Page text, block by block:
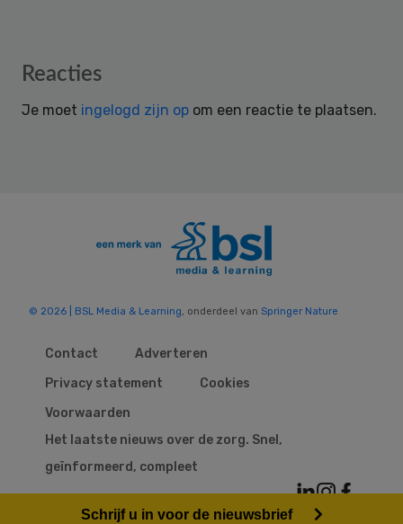
Reader
Reacties
Je moet ingelogd zijn op om een reactie te plaatsen.
© 2026 | BSL Media & Learning, onderdeel van Springer Nature
Contact
Adverteren
Privacy statement
Cookies
Voorwaarden
Het laatste nieuws over de zorg. Snel,
geïnformeerd, compleet
Schrijf u in voor de nieuwsbrief